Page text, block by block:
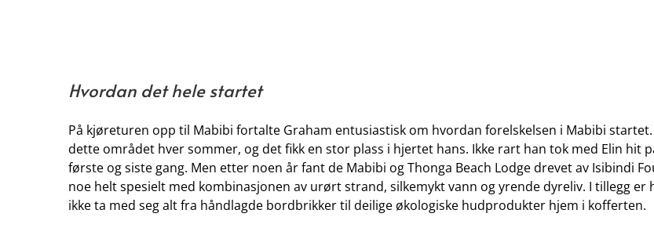
Hvordan det hele startet
På kjøreturen opp til Mabibi fortalte Graham entusiastisk om hvordan forelskelsen i Mabibi
dette området hver sommer, og det fikk en stor plass i hjertet hans. Ikke rart han tok med Elin hit
første og siste gang. Men etter noen år fant de Mabibi og Thonga Beach Lodge drevet av Isibindi
noe helt spesielt med kombinasjonen av urørt strand, silkemykt vann og yrende dyreliv. I tillegg er
ikke ta med seg alt fra håndlagde bordbrikker til deilige økologiske hudprodukter hjem i kofferten.